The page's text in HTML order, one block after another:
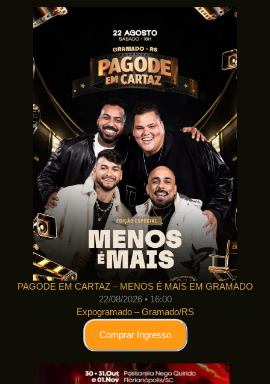
PAGODE EM CARTAZ – MENOS É MAIS EM GRAMADO
22/08/2026 • 16:00
Expogramado – Gramado/RS
Comprar Ingresso